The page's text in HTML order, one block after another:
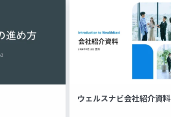
ウェルスナビ会社紹介資料